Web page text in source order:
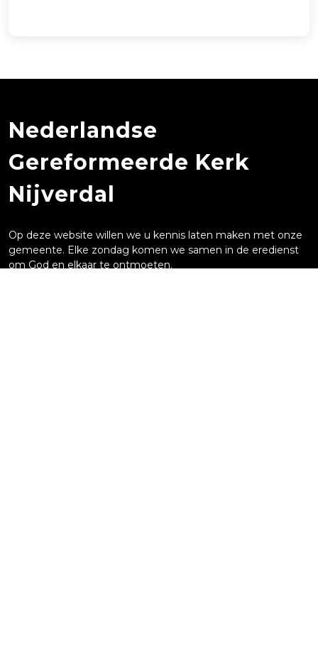
Nederlandse
Gereformeerde Kerk
Nijverdal
Op deze website willen we u kennis laten maken met onze
gemeente. Elke zondag komen we samen in de eredienst
om God en elkaar te ontmoeten.